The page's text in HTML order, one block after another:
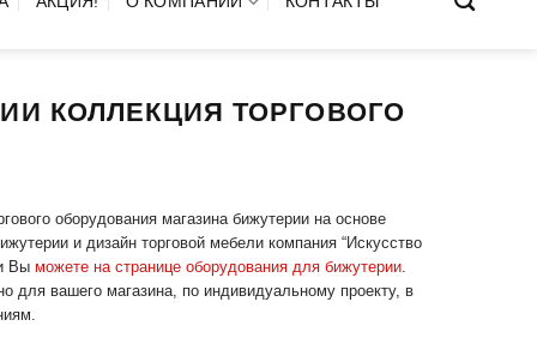
КОЛЛЕКЦИЯ ТОРГОВОГО
оборудования магазина бижутерии на основе
и дизайн торговой мебели компания “Искусство
Вы можете на странице оборудования для бижутерии.
для вашего магазина, по индивидуальному проекту, в